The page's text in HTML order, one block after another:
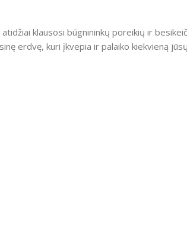
klausosi būgnininkų poreikių ir
erdvę, kuri įkvepia ir palaiko kiekvieną